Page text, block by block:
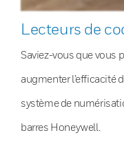
Lecteurs de
Saviez-vous que vous
augmenter l’efficacité
système de
barres Honeywell.